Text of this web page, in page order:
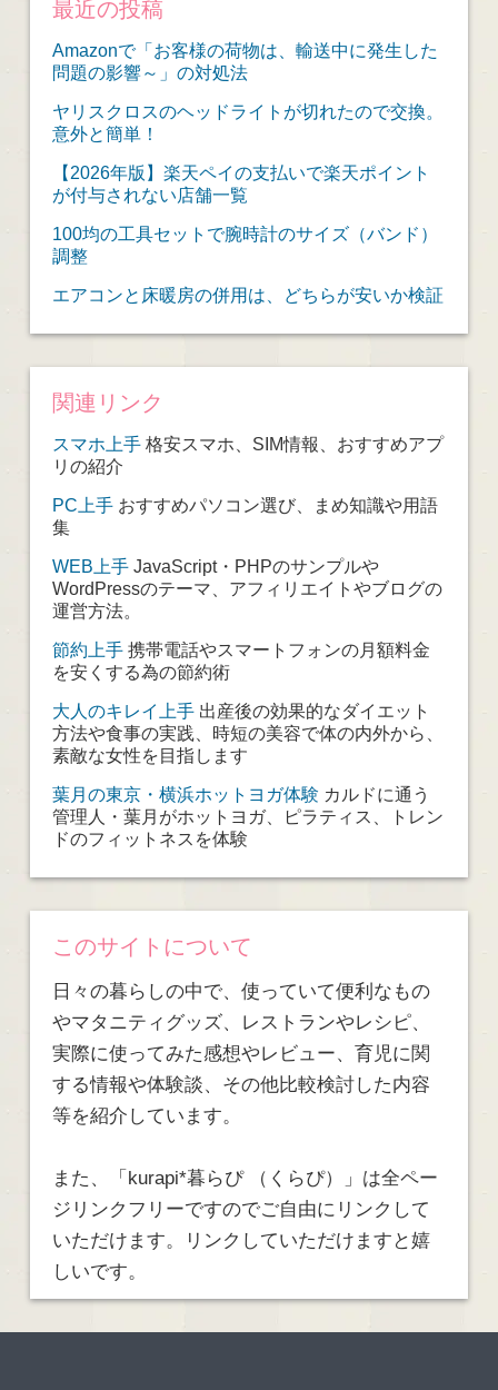
最近の投稿
Amazonで「お客様の荷物は、輸送中に発生した
問題の影響～」の対処法
ヤリスクロスのヘッドライトが切れたので交換。
意外と簡単！
【2026年版】楽天ペイの支払いで楽天ポイント
が付与されない店舗一覧
100均の工具セットで腕時計のサイズ（バンド）
調整
エアコンと床暖房の併用は、どちらが安いか検証
関連リンク
スマホ上手格安スマホ、SIM情報、おすすめアプ
リの紹介
PC上手おすすめパソコン選び、まめ知識や用語
集
WEB上手JavaScript・PHPのサンプルや
WordPressのテーマ、アフィリエイトやブログの
運営方法。
節約上手携帯電話やスマートフォンの月額料金
を安くする為の節約術
大人のキレイ上手出産後の効果的なダイエット
方法や食事の実践、時短の美容で体の内外から、
素敵な女性を目指します
葉月の東京・横浜ホットヨガ体験 カルドに通う
管理人・葉月がホットヨガ、ピラティス、トレン
ドのフィットネスを体験
このサイトについて
日々の暮らしの中で、使っていて便利なもの
やマタニティグッズ、レストランやレシピ、
実際に使ってみた感想やレビュー、育児に関
する情報や体験談、その他比較検討した内容
等を紹介しています。
また、「kurapi*暮らぴ （くらぴ）」は全ペー
ジリンクフリーですのでご自由にリンクして
いただけます。リンクしていただけますと嬉
しいです。